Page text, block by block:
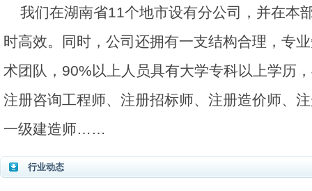
我们在湖南省11个地市设有分公司，并在本
时高效。同时，公司还拥有一支结构合理，专
术团队，90%以上人员具有大学专科以上学历
注册咨询工程师、注册招标师、注册造价师、
一级建造师……
行业动态